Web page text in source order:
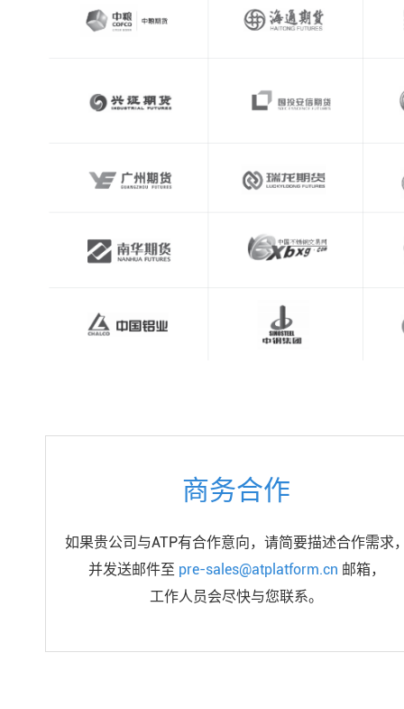
商务合作
如果贵公司与ATP有合作意向，请简要描述合作需求
并发送邮件至 pre-sales@atplatform.cn 邮箱，
工作人员会尽快与您联系。